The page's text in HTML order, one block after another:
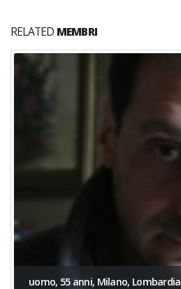
RELATED MEMBRI
uomo, 55 anni, Milano, Lombardia